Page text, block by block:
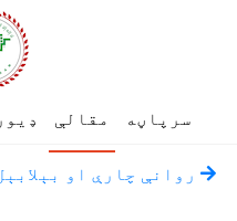
سرپاڼه مقالې
روانې چارې او